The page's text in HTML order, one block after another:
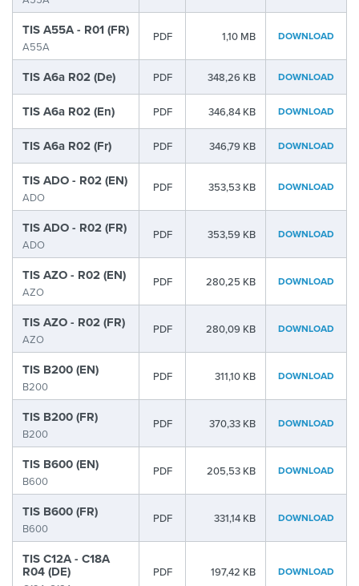
TIS A55A - R01 (FR)
A55A
PDF 1,10 MB DOWNLOAD
TIS A6a R02 (De) PDF 348,26 KB DOWNLOAD
TIS A6a R02 (En) PDF 346,84 KB DOWNLOAD
TIS A6a R02 (Fr) PDF 346,79 KB DOWNLOAD
TIS ADO - R02 (EN)
ADO
PDF 353,53 KB DOWNLOAD
TIS ADO - R02 (FR)
ADO
PDF 353,59 KB DOWNLOAD
TIS AZO - R02 (EN)
AZO
PDF 280,25 KB DOWNLOAD
TIS AZO - R02 (FR)
AZO
PDF 280,09 KB DOWNLOAD
TIS B200 (EN)
B200
PDF 311,10 KB DOWNLOAD
TIS B200 (FR)
B200
PDF 370,33 KB DOWNLOAD
TIS B600 (EN)
B600
PDF 205,53 KB DOWNLOAD
TIS B600 (FR)
B600
PDF 331,14 KB DOWNLOAD
TIS C12A - C18A
R04 (DE) PDF 197,42 KB DOWNLOAD